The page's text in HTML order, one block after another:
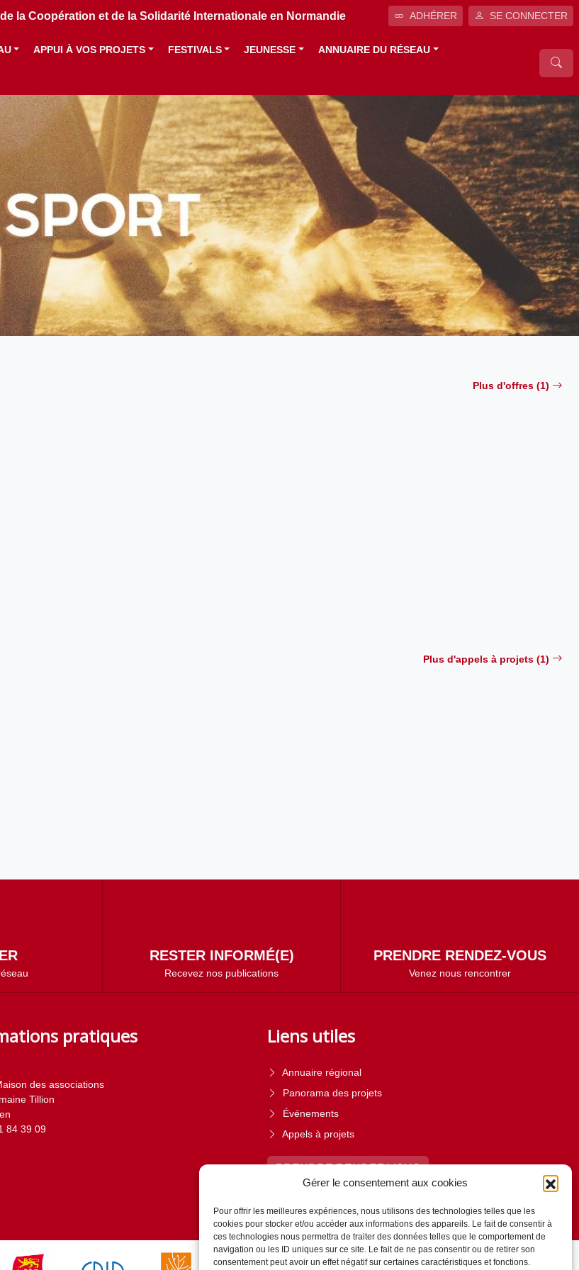
Gérer le consentement aux cookies
Pour offrir les meilleures expériences, nous utilisons des technologies telles que les
cookies pour stocker et/ou accéder aux informations des appareils. Le fait de consentir à
ces technologies nous permettra de traiter des données telles que le comportement de
navigation ou les ID uniques sur ce site. Le fait de ne pas consentir ou de retirer son
consentement peut avoir un effet négatif sur certaines caractéristiques et fonctions.
la Coopération et de la Solidarité Internationale en Normandie ADHÉRER SE CONNECTER
APPUI À VOS PROJETS FESTIVALS JEUNESSE ANNUAIRE DU RÉSEAU
Plus d'offres (1)
Plus d'appels à projets (1)
RESTER INFORMÉ(E)
Recevez nos publications
PRENDRE RENDEZ-VOUS
Venez nous rencontrer
pratiques
des associations
Tillion
84 39 09
Liens utiles
Annuaire régional
Panorama des projets
Événements
Appels à projets
PRENDRE RENDEZ-VOUS